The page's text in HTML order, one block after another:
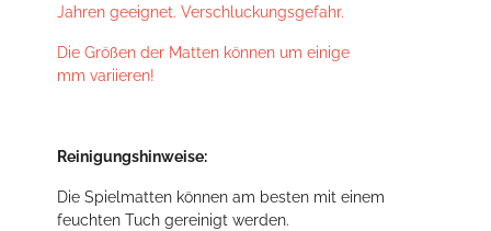
Jahren geeignet. Verschluckungsgefahr.
Die Größen der Matten können um einige
mm variieren!
Reinigungshinweise:
Die Spielmatten können am besten mit einem
feuchten Tuch gereinigt werden.